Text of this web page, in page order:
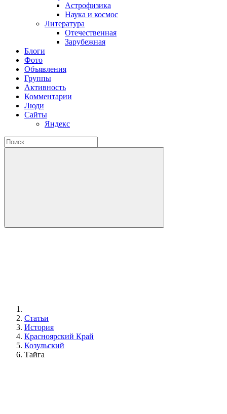
Астрофизика
Наука и космос
Литература
Отечественная
Зарубежная
Блоги
Фото
Объявления
Группы
Активность
Комментарии
Люди
Сайты
Яндекс
Статьи
История
Красноярский Край
Козульский
Тайга